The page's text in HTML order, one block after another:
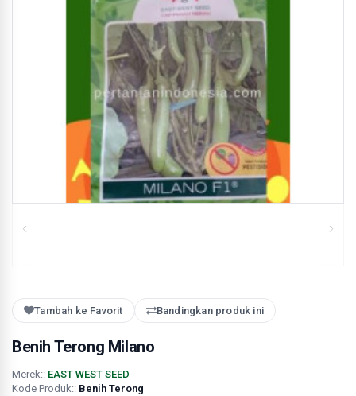
Tambah ke Favorit Bandingkan produk ini
Benih Terong Milano
Merek:: EAST WEST SEED
Kode Produk:: Benih Terong